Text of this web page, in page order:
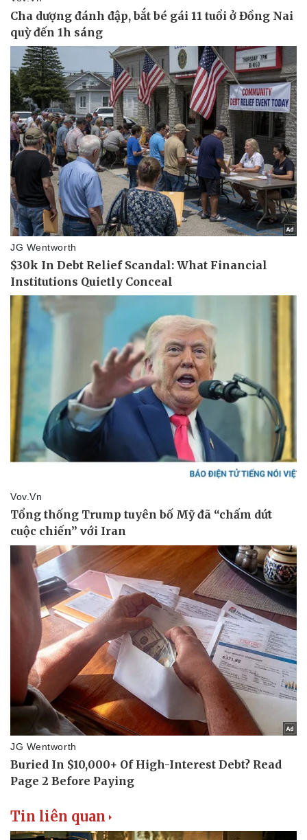
Doanh nghiệp
Thông tin doanh nghiệp
Doanh nghiệp 24h
Doanh nhân
Vì cộng đồng
Công nghệ
Sành điệu
Tin Công nghệ
Trải nghiệm
Chuyển đổi số
Tin liên quan